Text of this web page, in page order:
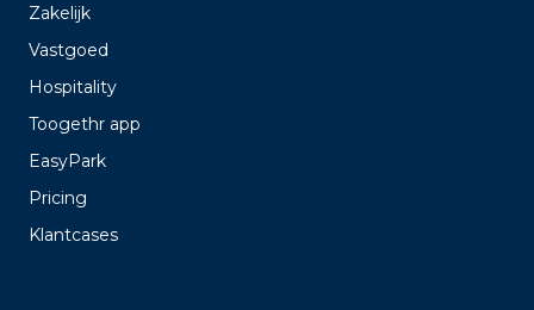
Zakelijk
Vastgoed
Hospitality
Toogethr app
EasyPark
Pricing
Klantcases